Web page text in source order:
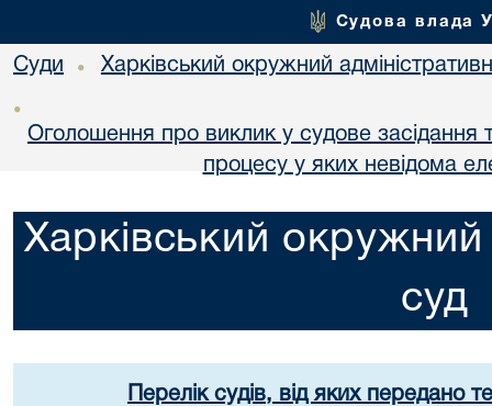
Судова влада
Суди • Харківський окружний
•
Оголошення про виклик у судове засідання
процесу у яких невідома
Харківський окружний
суд
Перелік судів, від яких передано